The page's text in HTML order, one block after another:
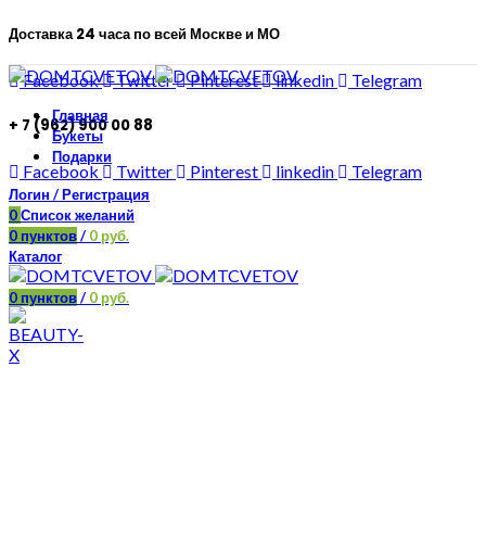
Доставка 24 часа по всей Москве и МО
Facebook Twitter Pinterest linkedin Telegram
+ 7 (962) 900 00 88
Facebook Twitter Pinterest linkedin Telegram
Главная
Букеты
Подарки
Логин / Регистрация
0Список желаний
0 пунктов/ 0руб.
Каталог
0 пунктов/ 0руб.